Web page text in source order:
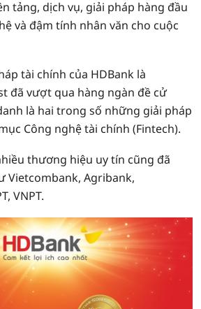
tảng, dịch vụ, giải pháp hàng đầu
và đậm tính nhân văn cho cuộc
tài chính của HDBank là
đã vượt qua hàng ngàn đề cử
là hai trong số những giải pháp
Công nghệ tài chính (Fintech).
thương hiệu uy tín cũng đã
Vietcombank, Agribank,
VNPT.